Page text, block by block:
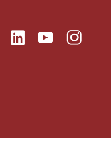
LinkedinYoutubeInstagram